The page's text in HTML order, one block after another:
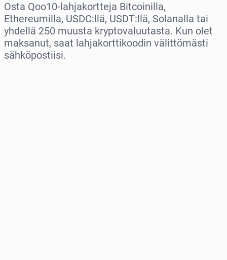
Osta Qoo10-lahjakortteja Bitcoinilla,
Ethereumilla, USDC:llä, USDT:llä, Solanalla tai
yhdellä 250 muusta kryptovaluutasta. Kun olet
maksanut, saat lahjakorttikoodin välittömästi
sähköpostiisi.